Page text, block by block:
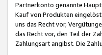
Partnerkonto genannte
Kauf von Produkten
uns das Recht vor,
das Recht vor, den Teil der
Zahlungsart angibst. Die